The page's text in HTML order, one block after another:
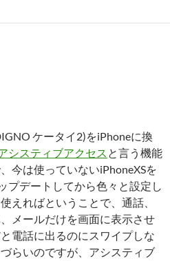
ケータイ2)をiPhoneに換
システィブアクセス と言う機能
今は使っていないiPhoneXSを
プデートしてから色々と設定し
えればということで、通話、
メールだけを画面に表示させ
電話に出るのにスワイプしな
らいのですが、アシスティブ